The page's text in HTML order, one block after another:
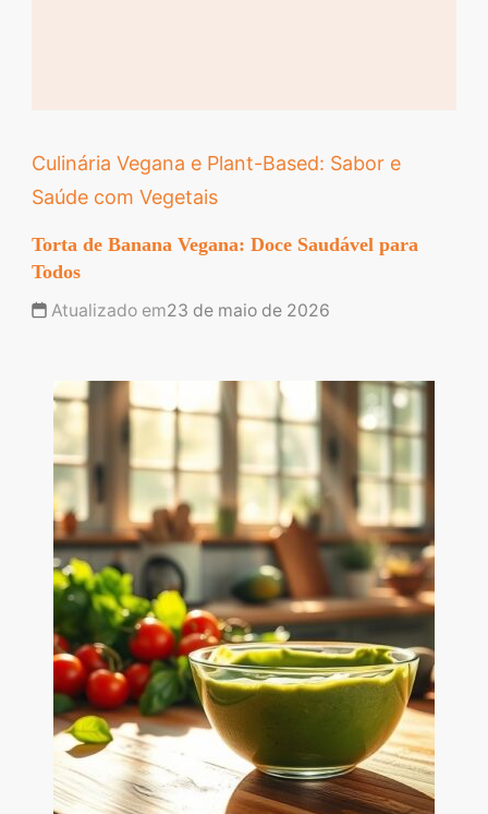
Culinária Vegana e Plant-Based: Sabor e
Saúde com Vegetais
Torta de Banana Vegana: Doce Saudável para
Todos
Atualizado em23 de maio de 2026